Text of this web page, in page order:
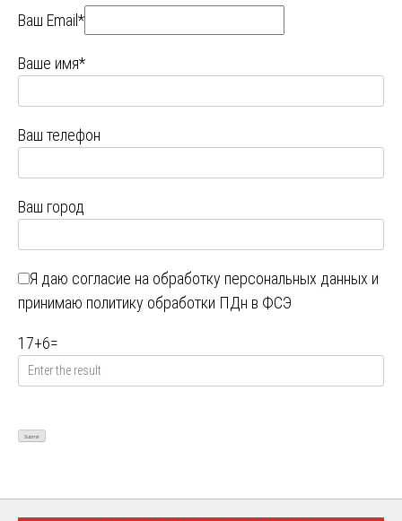
Ваш Email*
Ваше имя*
Ваш телефон
Ваш город
Я даю согласие на обработку персональных данных и
принимаю политику обработки ПДн в ФСЭ
17+6=